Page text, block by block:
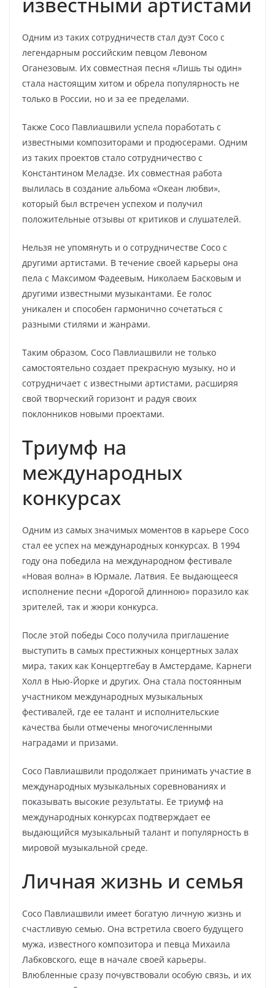
Одним из таких сотрудничеств стал дуэт Сосо с
легендарным российским певцом Левоном
Оганезовым. Их совместная песня «Лишь ты один»
стала настоящим хитом и обрела популярность не
только в России, но и за ее пределами.
Также Сосо Павлиашвили успела поработать с
известными композиторами и продюсерами. Одним
из таких проектов стало сотрудничество с
Константином Меладзе. Их совместная работа
вылилась в создание альбома «Океан любви»,
который был встречен успехом и получил
положительные отзывы от критиков и слушателей.
Нельзя не упомянуть и о сотрудничестве Сосо с
другими артистами. В течение своей карьеры она
пела с Максимом Фадеевым, Николаем Басковым и
другими известными музыкантами. Ее голос
уникален и способен гармонично сочетаться с
разными стилями и жанрами.
Таким образом, Сосо Павлиашвили не только
самостоятельно создает прекрасную музыку, но и
сотрудничает с известными артистами, расширяя
свой творческий горизонт и радуя своих
поклонников новыми проектами.
Триумф на
международных
конкурсах
Одним из самых значимых моментов в карьере Сосо
стал ее успех на международных конкурсах. В 1994
году она победила на международном фестивале
«Новая волна» в Юрмале, Латвия. Ее выдающееся
исполнение песни «Дорогой длинною» поразило как
зрителей, так и жюри конкурса.
После этой победы Сосо получила приглашение
выступить в самых престижных концертных залах
мира, таких как Концертгебау в Амстердаме, Карнеги
Холл в Нью-Йорке и других. Она стала постоянным
участником международных музыкальных
фестивалей, где ее талант и исполнительские
качества были отмечены многочисленными
наградами и призами.
Сосо Павлиашвили продолжает принимать участие в
международных музыкальных соревнованиях и
показывать высокие результаты. Ее триумф на
международных конкурсах подтверждает ее
выдающийся музыкальный талант и популярность в
мировой музыкальной среде.
Личная жизнь и семья
Сосо Павлиашвили имеет богатую личную жизнь и
счастливую семью. Она встретила своего будущего
мужа, известного композитора и певца Михаила
Лабковского, еще в начале своей карьеры.
Влюбленные сразу почувствовали особую связь, и их